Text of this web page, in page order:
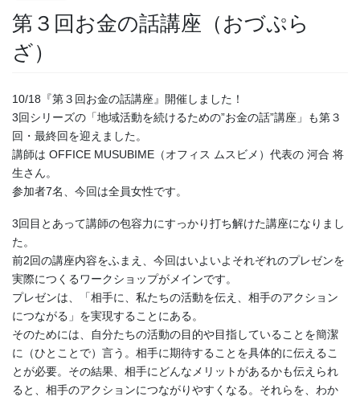
第３回お金の話講座（おづぷら
ざ）
10/18『第３回お金の話講座』開催しました！
3回シリーズの「地域活動を続けるための”お金の話”講座」も第３
回・最終回を迎えました。
講師は OFFICE MUSUBIME（オフィス ムスビメ）代表の 河合 将
生さん。
参加者7名、今回は全員女性です。
3回目とあって講師の包容力にすっかり打ち解けた講座になりまし
た。
前2回の講座内容をふまえ、今回はいよいよそれぞれのプレゼンを
実際につくるワークショップがメインです。
プレゼンは、「相手に、私たちの活動を伝え、相手のアクション
につながる」を実現することにある。
そのためには、自分たちの活動の目的や目指していることを簡潔
に（ひとことで）言う。相手に期待することを具体的に伝えるこ
とが必要。その結果、相手にどんなメリットがあるかも伝えられ
ると、相手のアクションにつながりやすくなる。それらを、わか